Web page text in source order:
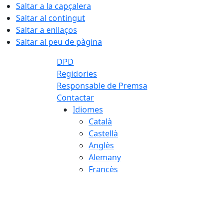
Saltar a la capçalera
Saltar al contingut
Saltar a enllaços
Saltar al peu de pàgina
DPD
Regidories
Responsable de Premsa
Contactar
Idiomes
Català
Castellà
Anglès
Alemany
Francès